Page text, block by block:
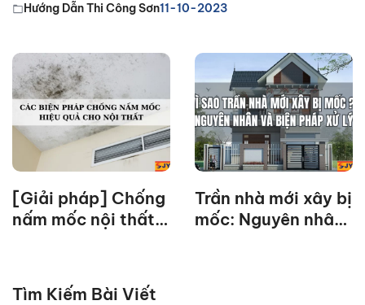
Hướng Dẫn Thi Công Sơn11-10-2023
[Giải pháp] Chống
nấm mốc nội thất
Trần nhà mới xây bị
mốc: Nguyên nhân,
Tìm Kiếm Bài Viết